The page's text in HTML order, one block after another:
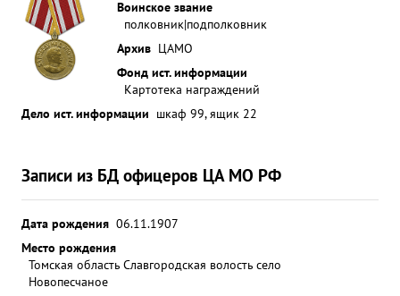
Воинское звание
полковник|подполковник
Архив ЦАМО
Фонд ист. информации
Картотека награждений
Дело ист. информации шкаф 99, ящик 22
Записи из БД офицеров ЦА МО РФ
Дата рождения 06.11.1907
Место рождения
Томская область Славгородская волость село
Новопесчаное